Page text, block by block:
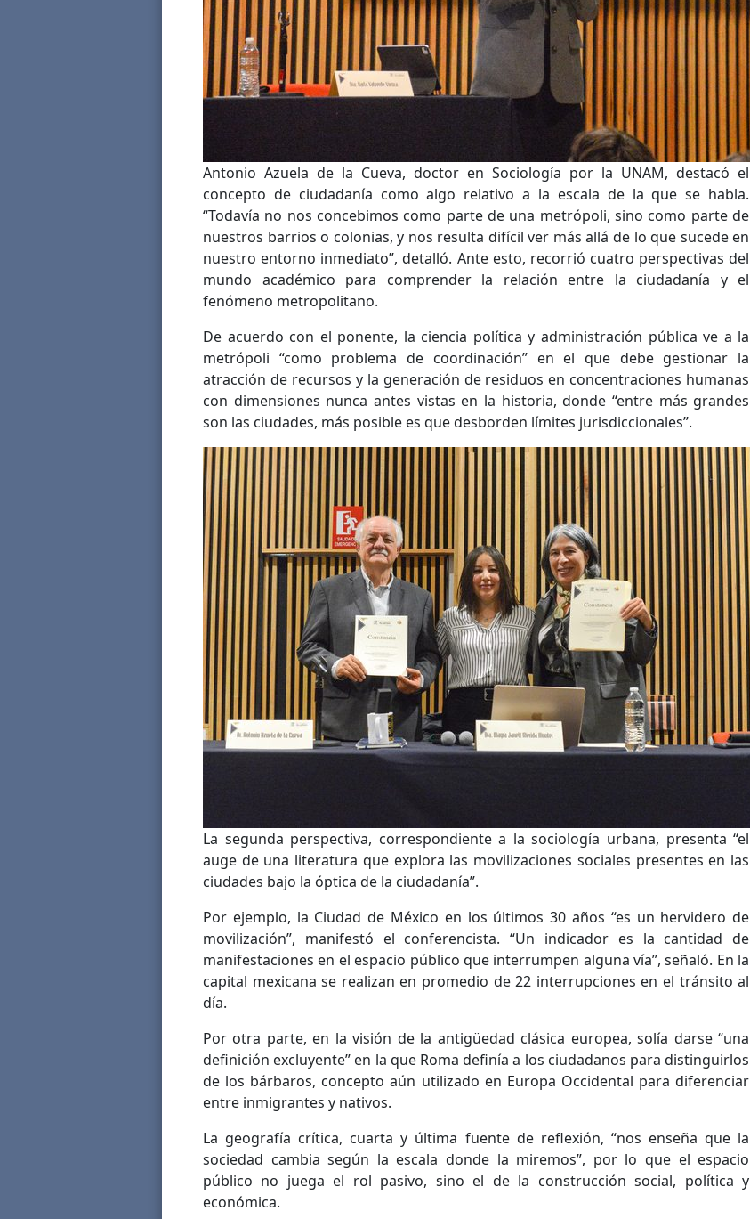
Antonio Azuela de la Cueva, doctor en Sociología por la UNAM, destacó el
concepto de ciudadanía como algo relativo a la escala de la que se habla.
“Todavía no nos concebimos como parte de una metrópoli, sino como parte de
nuestros barrios o colonias, y nos resulta difícil ver más allá de lo que sucede en
nuestro entorno inmediato”, detalló. Ante esto, recorrió cuatro perspectivas del
mundo académico para comprender la relación entre la ciudadanía y el
fenómeno metropolitano.
De acuerdo con el ponente, la ciencia política y administración pública ve a la
metrópoli “como problema de coordinación” en el que debe gestionar la
atracción de recursos y la generación de residuos en concentraciones humanas
con dimensiones nunca antes vistas en la historia, donde “entre más grandes
son las ciudades, más posible es que desborden límites jurisdiccionales”.
La segunda perspectiva, correspondiente a la sociología urbana, presenta “el
auge de una literatura que explora las movilizaciones sociales presentes en las
ciudades bajo la óptica de la ciudadanía”.
Por ejemplo, la Ciudad de México en los últimos 30 años “es un hervidero de
movilización”, manifestó el conferencista. “Un indicador es la cantidad de
manifestaciones en el espacio público que interrumpen alguna vía”, señaló. En la
capital mexicana se realizan en promedio de 22 interrupciones en el tránsito al
día.
Por otra parte, en la visión de la antigüedad clásica europea, solía darse “una
definición excluyente” en la que Roma definía a los ciudadanos para distinguirlos
de los bárbaros, concepto aún utilizado en Europa Occidental para diferenciar
entre inmigrantes y nativos.
La geografía crítica, cuarta y última fuente de reflexión, “nos enseña que la
sociedad cambia según la escala donde la miremos”, por lo que el espacio
público no juega el rol pasivo, sino el de la construcción social, política y
económica.